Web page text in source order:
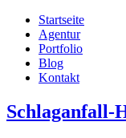
Startseite
Agentur
Portfolio
Blog
Kontakt
Schlaganfall-